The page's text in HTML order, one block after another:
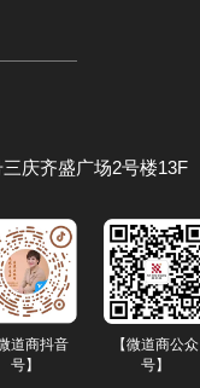
庆齐盛广场2号楼13F
微道商抖音
号】
【微道商公众
号】